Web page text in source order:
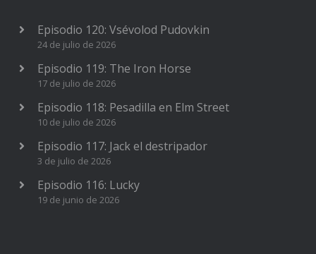
Episodio 120: Vsévolod Pudovkin
24 de julio de 2026
Episodio 119: The Iron Horse
17 de julio de 2026
Episodio 118: Pesadilla en Elm Street
10 de julio de 2026
Episodio 117: Jack el destripador
3 de julio de 2026
Episodio 116: Lucky
19 de junio de 2026